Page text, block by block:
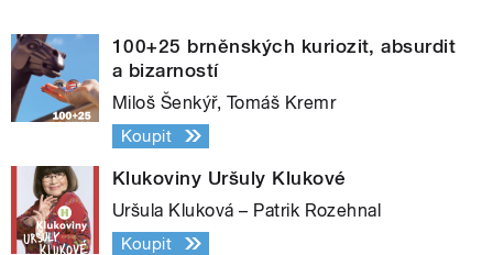
100+25 brněnských kuriozit, absurdit
a bizarností
Miloš Šenkýř, Tomáš Kremr
Koupit
Klukoviny Uršuly Klukové
Uršula Kluková – Patrik Rozehnal
Koupit